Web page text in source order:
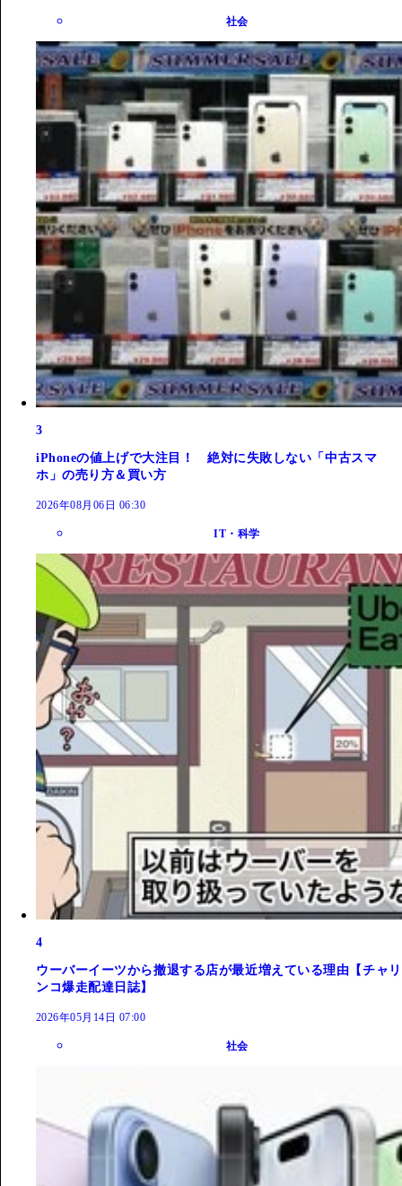
社会
3
iPhoneの値上げで大注目！ 絶対に失敗しない「中古スマ
ホ」の売り方＆買い方
2026年08月06日 06:30
IT・科学
4
ウーバーイーツから撤退する店が最近増えている理由【チャリ
ンコ爆走配達日誌】
2026年05月14日 07:00
社会